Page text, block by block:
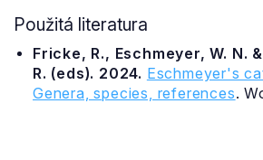
Použitá literatura
Fricke, R., Eschmeyer, W. N.
R. (eds). 2024. Eschmeyer's
Genera, species, references.